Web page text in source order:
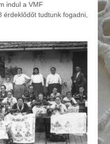
indul a VMF
érdeklődőt tudtunk fogadni,